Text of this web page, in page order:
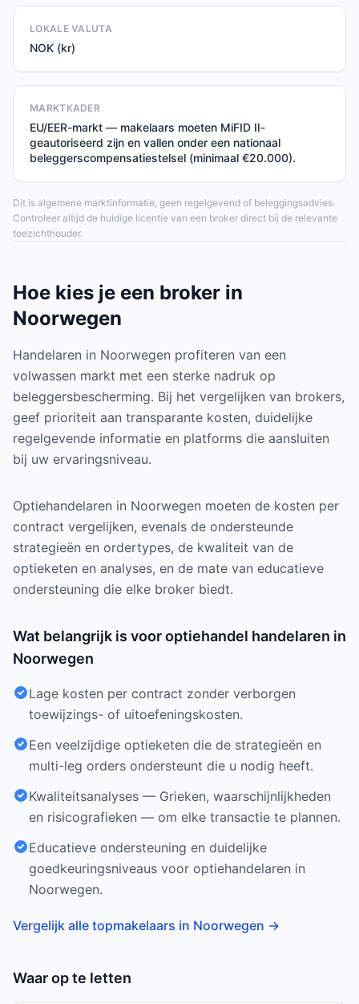
LOKALE VALUTA
NOK (kr)
MARKTKADER
EU/EER-markt — makelaars moeten MiFID II-
geautoriseerd zijn en vallen onder een nationaal
beleggerscompensatiestelsel (minimaal €20.000).
Dit is algemene marktinformatie, geen regelgevend of beleggingsadvies.
Controleer altijd de huidige licentie van een broker direct bij de relevante
toezichthouder.
Hoe kies je een broker in
Noorwegen
Handelaren in Noorwegen profiteren van een
volwassen markt met een sterke nadruk op
beleggersbescherming. Bij het vergelijken van brokers,
geef prioriteit aan transparante kosten, duidelijke
regelgevende informatie en platforms die aansluiten
bij uw ervaringsniveau.
Optiehandelaren in Noorwegen moeten de kosten per
contract vergelijken, evenals de ondersteunde
strategieën en ordertypes, de kwaliteit van de
optieketen en analyses, en de mate van educatieve
ondersteuning die elke broker biedt.
Wat belangrijk is voor optiehandel handelaren in
Noorwegen
Lage kosten per contract zonder verborgen
toewijzings- of uitoefeningskosten.
Een veelzijdige optieketen die de strategieën en
multi-leg orders ondersteunt die u nodig heeft.
Kwaliteitsanalyses — Grieken, waarschijnlijkheden
en risicografieken — om elke transactie te plannen.
Educatieve ondersteuning en duidelijke
goedkeuringsniveaus voor optiehandelaren in
Noorwegen.
Vergelijk alle topmakelaars in Noorwegen →
Waar op te letten